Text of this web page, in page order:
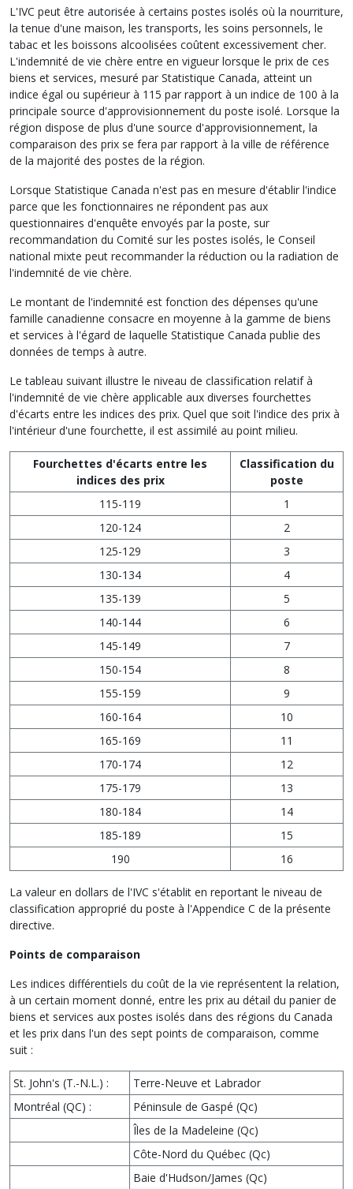
L'IVC peut être autorisée à certains postes isolés où la nourriture,
la tenue d'une maison, les transports, les soins personnels, le
tabac et les boissons alcoolisées coûtent excessivement cher.
L'indemnité de vie chère entre en vigueur lorsque le prix de ces
biens et services, mesuré par Statistique Canada, atteint un
indice égal ou supérieur à 115 par rapport à un indice de 100 à la
principale source d'approvisionnement du poste isolé. Lorsque la
région dispose de plus d'une source d'approvisionnement, la
comparaison des prix se fera par rapport à la ville de référence
de la majorité des postes de la région.
Lorsque Statistique Canada n'est pas en mesure d'établir l'indice
parce que les fonctionnaires ne répondent pas aux
questionnaires d'enquête envoyés par la poste, sur
recommandation du Comité sur les postes isolés, le Conseil
national mixte peut recommander la réduction ou la radiation de
l'indemnité de vie chère.
Le montant de l'indemnité est fonction des dépenses qu'une
famille canadienne consacre en moyenne à la gamme de biens
et services à l'égard de laquelle Statistique Canada publie des
données de temps à autre.
Le tableau suivant illustre le niveau de classification relatif à
l'indemnité de vie chère applicable aux diverses fourchettes
d'écarts entre les indices des prix. Quel que soit l'indice des prix à
l'intérieur d'une fourchette, il est assimilé au point milieu.
Fourchettes d'écarts entre les
indices des prix
Classification du
poste
115-119
1
120-124
2
125-129
3
130-134
4
135-139
5
140-144
6
145-149
7
150-154
8
155-159
9
160-164
10
165-169
11
170-174
12
175-179
13
180-184
14
185-189
15
190
16
La valeur en dollars de l'IVC s'établit en reportant le niveau de
classification approprié du poste à l'Appendice C de la présente
directive.
Points de comparaison
Les indices différentiels du coût de la vie représentent la relation,
à un certain moment donné, entre les prix au détail du panier de
biens et services aux postes isolés dans des régions du Canada
et les prix dans l'un des sept points de comparaison, comme
suit :
St. John's (T.-N.L.) :
Terre-Neuve et Labrador
Montréal (QC) :
Péninsule de Gaspé (Qc)
Îles de la Madeleine (Qc)
Côte-Nord du Québec (Qc)
Baie d'Hudson/James (Qc)